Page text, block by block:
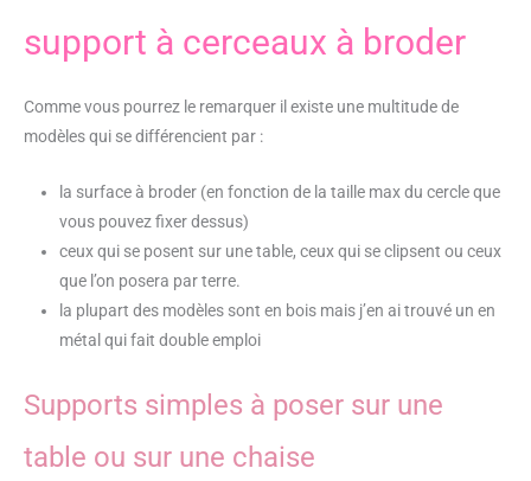
support à cerceaux à broder
Comme vous pourrez le remarquer il existe une multitude de
modèles qui se différencient par :
la surface à broder (en fonction de la taille max du cercle que
vous pouvez fixer dessus)
ceux qui se posent sur une table, ceux qui se clipsent ou ceux
que l’on posera par terre.
la plupart des modèles sont en bois mais j’en ai trouvé un en
métal qui fait double emploi
Supports simples à poser sur une
table ou sur une chaise